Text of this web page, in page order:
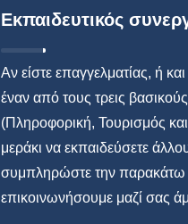
Εκπαιδευτικός
Αν είστε επαγγελματίας, ή
έναν από τους τρεις
(Πληροφορική, Τουρισμός
μεράκι να εκπαιδεύσετε
συμπληρώστε την παρακάτω
επικοινωνήσουμε μαζί σας